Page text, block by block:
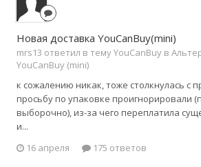
Новая доставка YouCanBuy(mini)
mrs13 ответил в тему YouCanBuy в
YouCanBuy (mini)
к сожалению никак, тоже столкнулась с
просьбу по упаковке проигнорировали
выборочно), из-за чего переплатила
и...
16 апреля
175 ответов